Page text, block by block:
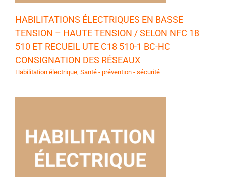
HABILITATIONS ÉLECTRIQUES EN BASSE
TENSION – HAUTE TENSION / SELON NFC 18
510 ET RECUEIL UTE C18 510-1 BC-HC
CONSIGNATION DES RÉSEAUX
Habilitation électrique, Santé - prévention - sécurité